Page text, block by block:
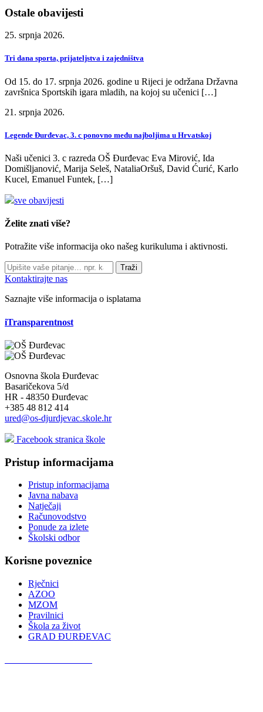
Ostale obavijesti
25. srpnja 2026.
Tri dana sporta, prijateljstva i zajedništva
Od 15. do 17. srpnja 2026. godine u Rijeci je održana Državna
završnica Sportskih igara mladih, na kojoj su učenici […]
21. srpnja 2026.
Legende Đurđevac, 3. c ponovno među najboljima u Hrvatskoj
Naši učenici 3. c razreda OŠ Đurđevac Eva Mirović, Ida
Domišljanović, Marija Seleš, NataliaOršuš, David Ćurić, Karlo
Kucel, Emanuel Funtek, […]
sve obavijesti
Želite znati više?
Potražite više informacija oko našeg kurikuluma i aktivnosti.
Traži
Kontaktirajte nas
Saznajte više informacija o isplatama
iTransparentnost
Osnovna škola Đurđevac
Basaričekova 5/d
HR - 48350 Đurđevac
+385 48 812 414
ured@os-djurdjevac.skole.hr
Facebook stranica škole
Pristup informacijama
Pristup informacijama
Javna nabava
Natječaji
Računovodstvo
Ponude za izlete
Školski odbor
Korisne poveznice
Rječnici
AZOO
MZOM
Pravilnici
Škola za život
GRAD ĐURĐEVAC